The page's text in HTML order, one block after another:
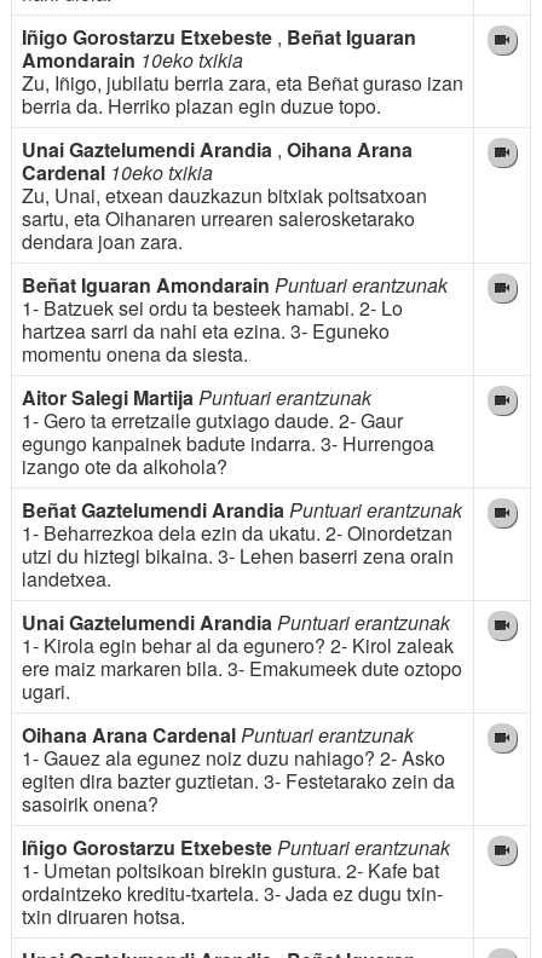
Iñigo Gorostarzu Etxebeste , Beñat Iguaran
Amondarain 10eko txikia
Zu, Iñigo, jubilatu berria zara, eta Beñat guraso izan
berria da. Herriko plazan egin duzue topo.
Unai Gaztelumendi Arandia , Oihana Arana
Cardenal 10eko txikia
Zu, Unai, etxean dauzkazun bitxiak poltsatxoan
sartu, eta Oihanaren urrearen salerosketarako
dendara joan zara.
Beñat Iguaran Amondarain Puntuari erantzunak
1- Batzuek sei ordu ta besteek hamabi. 2- Lo
hartzea sarri da nahi eta ezina. 3- Eguneko
momentu onena da siesta.
Aitor Salegi MartijaPuntuari erantzunak
1- Gero ta erretzaile gutxiago daude. 2- Gaur
egungo kanpainek badute indarra. 3- Hurrengoa
izango ote da alkohola?
Beñat Gaztelumendi ArandiaPuntuari erantzunak
1- Beharrezkoa dela ezin da ukatu. 2- Oinordetzan
utzi du hiztegi bikaina. 3- Lehen baserri zena orain
landetxea.
Unai Gaztelumendi ArandiaPuntuari erantzunak
1- Kirola egin behar al da egunero? 2- Kirol zaleak
ere maiz markaren bila. 3- Emakumeek dute oztopo
ugari.
Oihana Arana CardenalPuntuari erantzunak
1- Gauez ala egunez noiz duzu nahiago? 2- Asko
egiten dira bazter guztietan. 3- Festetarako zein da
sasoirik onena?
Iñigo Gorostarzu EtxebestePuntuari erantzunak
1- Umetan poltsikoan birekin gustura. 2- Kafe bat
ordaintzeko kreditu-txartela. 3- Jada ez dugu txin-
txin diruaren hotsa.